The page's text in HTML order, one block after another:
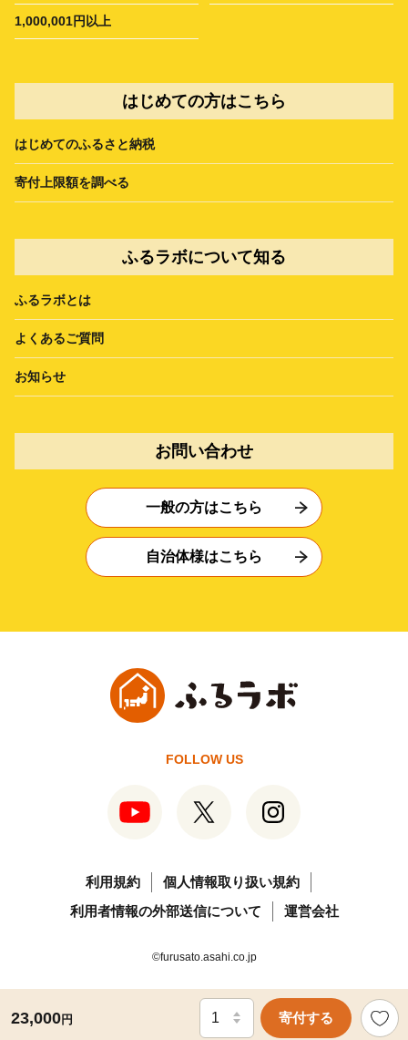
23,000円 寄付する
1,000,001円以上
はじめての方はこちら
はじめてのふるさと納税
寄付上限額を調べる
ふるラボについて知る
ふるラボとは
よくあるご質問
お知らせ
お問い合わせ
一般の方はこちら
自治体様はこちら
FOLLOW US
利用規約
個人情報取り扱い規約
利用者情報の外部送信について
運営会社
©furusato.asahi.co.jp